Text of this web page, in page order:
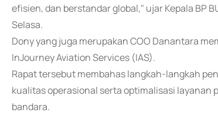
efisien, dan berstandar global," ujar Kepala BP
Selasa.
Dony yang juga merupakan COO Danantara
InJourney Aviation Services (IAS).
Rapat tersebut membahas langkah-langkah
kualitas operasional serta optimalisasi
bandara.